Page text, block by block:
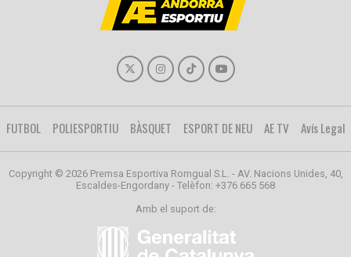
FUTBOL POLIESPORTIU BÀSQUET ESPORT DE NEU AE TV Avís Legal
Copyright © 2026 Premsa Esportiva Romgual S.L. - AV. Nacions Unides, 40,
Escaldes-Engordany - Telèfon: +376 665 568
Amb el suport de: